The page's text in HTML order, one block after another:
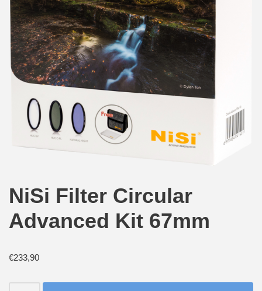
NiSi Filter Circular
Advanced Kit 67mm
€233,90